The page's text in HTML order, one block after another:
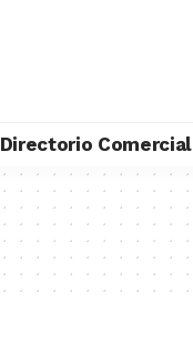
Directorio Comercial